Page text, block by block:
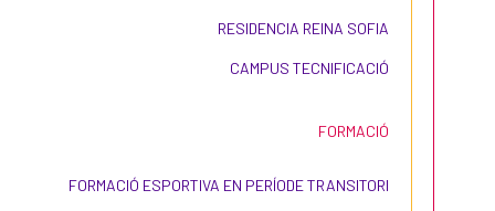
RESIDENCIA REINA SOFIA
CAMPUS TECNIFICACIÓ
FORMACIÓ
FORMACIÓ ESPORTIVA EN PERÍODE TRANSITORI